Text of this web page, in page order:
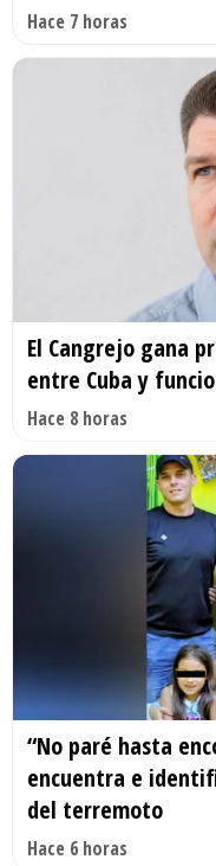
Hace 7 horas
El Cangrejo gana
entre Cuba y
Hace 8 horas
“No paré hasta
encuentra e
del terremoto
Hace 6 horas